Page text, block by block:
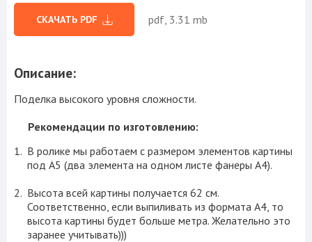
СКАЧАТЬ PDF pdf, 3.31 mb
Описание:
Поделка высокого уровня сложности.
Рекомендации по изготовлению:
В ролике мы работаем с размером элементов картины
под A5 (два элемента на одном листе фанеры А4).
Высота всей картины получается 62 см.
Соответственно, если выпиливать из формата А4, то
высота картины будет больше метра. Желательно это
заранее учитывать)))